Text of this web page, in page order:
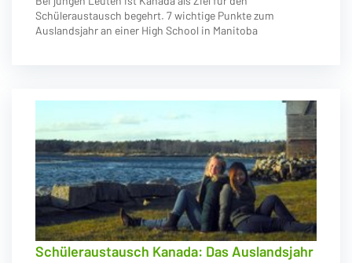
Schüleraustausch begehrt. 7 wichtige Punkte zum
Auslandsjahr an einer High School in Manitoba
Schüleraustausch Kanada: Das Auslandsjahr